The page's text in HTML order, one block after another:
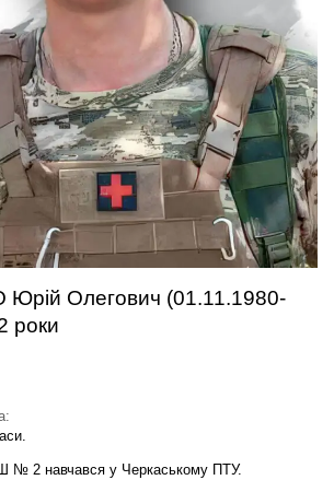
Олегович (01.11.1980-
роки
№ 2 навчався у Черкаському ПТУ.